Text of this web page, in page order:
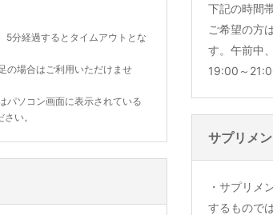
5分経過するとタイムアウトとな
の場合はご利用いただけませ
パソコン画面に表示されている
い。
下記の時間
ご希望の方
す。午前中
19:00～
サプリメ
・サプリメ
するもので